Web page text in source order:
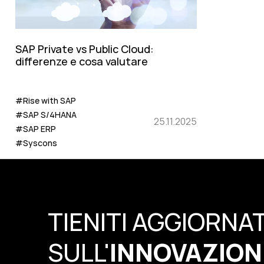
SAP Private vs Public Cloud:
differenze e cosa valutare
#Rise with SAP
#SAP S/4HANA
#SAP ERP
#Syscons
25.11.2025
TIENITI
SULL'